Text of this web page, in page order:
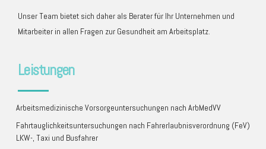
Unser Team bietet sich daher als Berater für Ihr Unternehmen und
Mitarbeiter in allen Fragen zur Gesundheit am Arbeitsplatz.
Leistungen
Arbeitsmedizinische Vorsorgeuntersuchungen nach ArbMedVV
Fahrtauglichkeitsuntersuchungen nach Fahrerlaubnisverordnung (FeV)
LKW-, Taxi und Busfahrer